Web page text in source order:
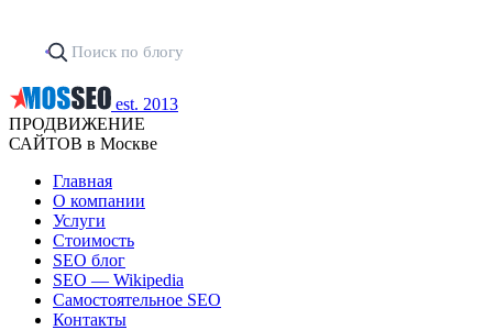
est. 2013
ПРОДВИЖЕНИЕ
САЙТОВ в Москве
Главная
О компании
Услуги
Стоимость
SEO блог
SEO — Wikipedia
Самостоятельное SEO
Контакты